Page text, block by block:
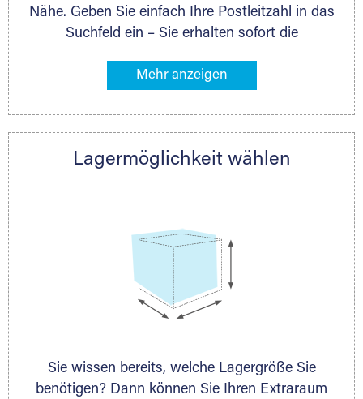
Nähe. Geben Sie einfach Ihre Postleitzahl in das
Suchfeld ein – Sie erhalten sofort die
Lagermöglichkeiten in Ihrer Nähe. An zahlreichen
direkt online mieten. Gibt es Extraraum noch
nächstgelegenen Partner und besprechen alles
Lagermöglichkeit wählen
Sie wissen bereits, welche Lagergröße Sie
benötigen? Dann können Sie Ihren Extraraum